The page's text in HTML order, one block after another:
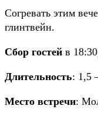
Согревать этим
глинтвейн.
Сбор гостей в
Длительность: 1,5
Место встречи: